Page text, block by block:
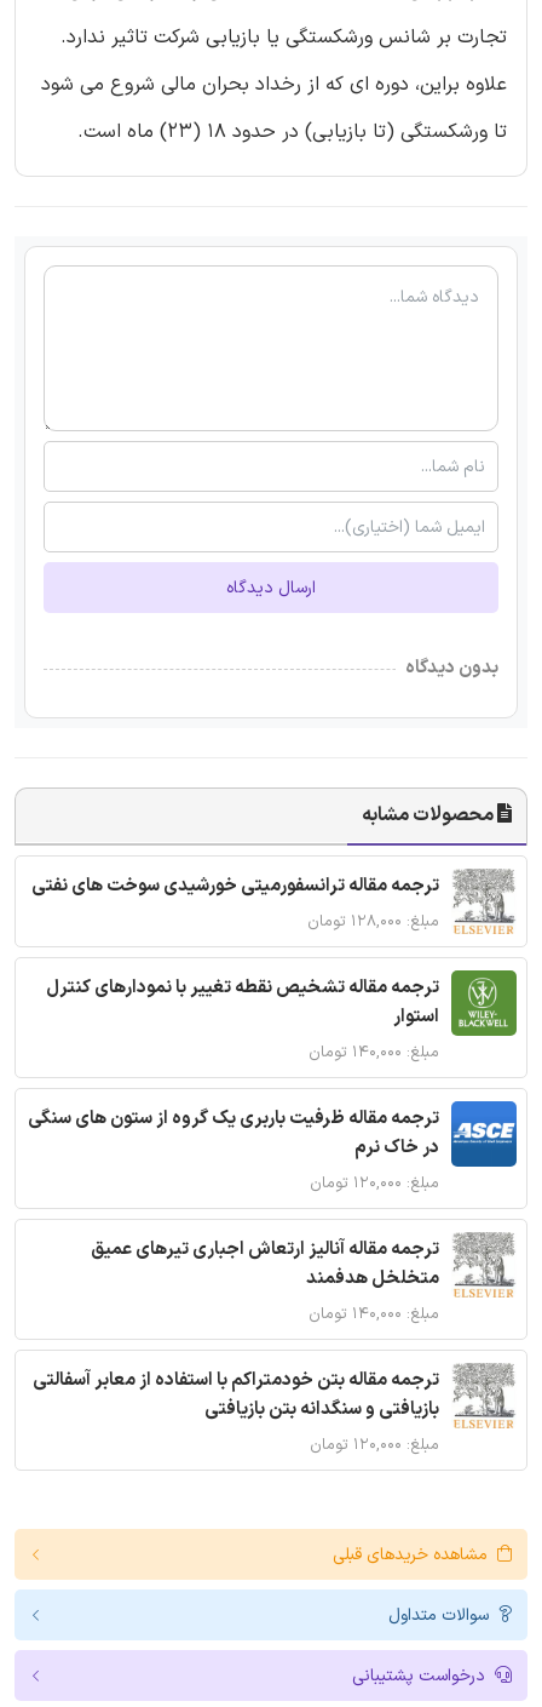
تجارت بر شانس ورشکستگی یا بازیابی شرکت تاثیر ندارد.
علاوه براین، دوره ای که از رخداد بحران مالی شروع می شود
تا ورشکستگی (تا بازیابی) در حدود 18 (23) ماه است.
ارسال دیدگاه
بدون دیدگاه
محصولات مشابه
ترجمه مقاله ترانسفورمیتی خورشیدی سوخت های نفتی
مبلغ: ۱۲۸,۰۰۰ تومان
ترجمه مقاله تشخیص نقطه تغییر با نمودارهای کنترل
استوار
مبلغ: ۱۴۰,۰۰۰ تومان
ترجمه مقاله ظرفیت باربری یک گروه از ستون های سنگی
در خاک نرم
مبلغ: ۱۲۰,۰۰۰ تومان
ترجمه مقاله آنالیز ارتعاش اجباری تیرهای عمیق
متخلخل هدفمند
مبلغ: ۱۴۰,۰۰۰ تومان
ترجمه مقاله بتن خودمتراکم با استفاده از معابر آسفالتی
بازیافتی و سنگدانه بتن بازیافتی
مبلغ: ۱۲۰,۰۰۰ تومان
مشاهده خریدهای قبلی
سوالات متداول
درخواست پشتیبانی